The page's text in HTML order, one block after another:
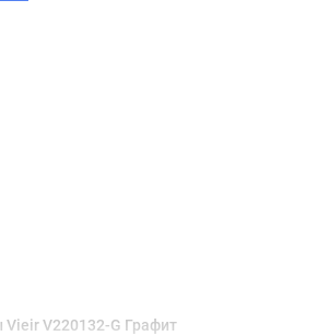
V220132-G Графит